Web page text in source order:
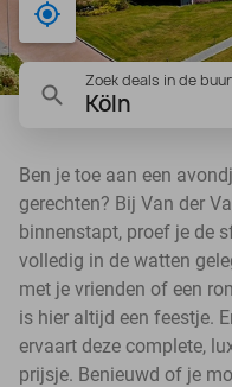
Bij mij in de buurt
Zoek deals in de
Köln
Ben je toe aan een
gerechten? Bij Van der
binnenstapt, proef je de
volledig in de watten
met je vrienden of een
is hier altijd een feestje.
ervaart deze complete,
prijsje. Benieuwd of je